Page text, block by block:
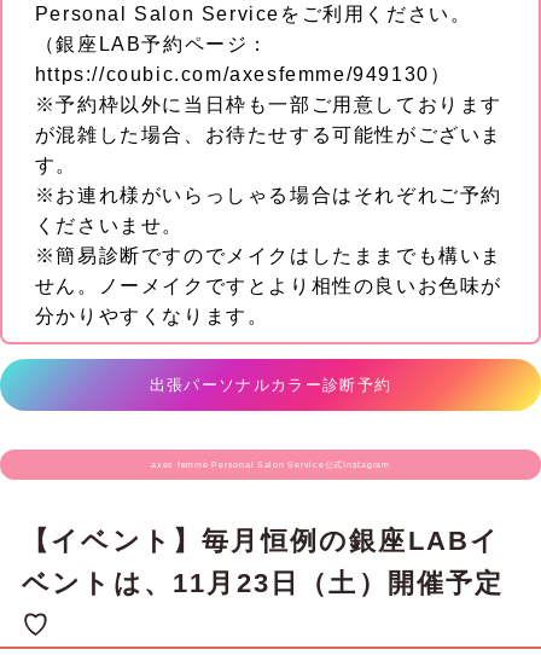
Personal Salon Serviceをご利用ください。
（銀座LAB予約ページ：
https://coubic.com/axesfemme/949130）
※予約枠以外に当日枠も一部ご用意しております
が混雑した場合、お待たせする可能性がございま
す。
※お連れ様がいらっしゃる場合はそれぞれご予約
くださいませ。
※簡易診断ですのでメイクはしたままでも構いま
せん。ノーメイクですとより相性の良いお色味が
分かりやすくなります。
出張パーソナルカラー診断予約
axes femme Personal Salon Service公式Instagram
【イベント】毎月恒例の銀座LABイ
ベントは、11月23日（土）開催予定
♡